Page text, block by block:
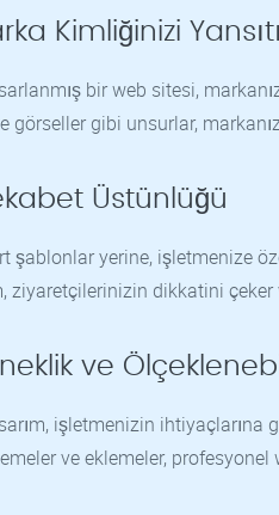
Kimliğinizi
bir web sitesi,
görseller gibi unsurlar,
Üstünlüğü
şablonlar yerine, işletmenize
ziyaretçilerinizin dikkatini çeker
ve
işletmenizin ihtiyaçlarına
ve eklemeler,